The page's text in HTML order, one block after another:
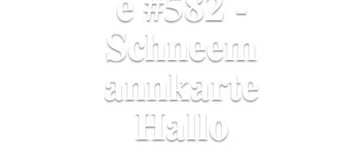
Schneem
annkarte
Hallo